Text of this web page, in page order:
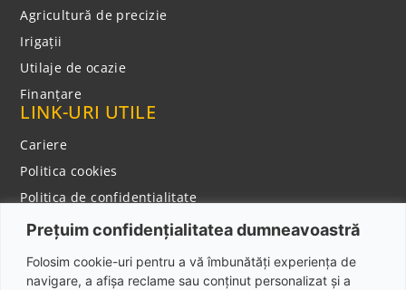
Prețuim confidențialitatea dumneavoastră
Folosim cookie-uri pentru a vă îmbunătăți experiența de
navigare, a afișa reclame sau conținut personalizat și a
Agricultură de precizie
Irigații
Utilaje de ocazie
Finanțare
LINK-URI UTILE
Cariere
Politica cookies
Politica de confidentialitate
Notificare privind colectarea datelor cu caracter
personal
CONTACT